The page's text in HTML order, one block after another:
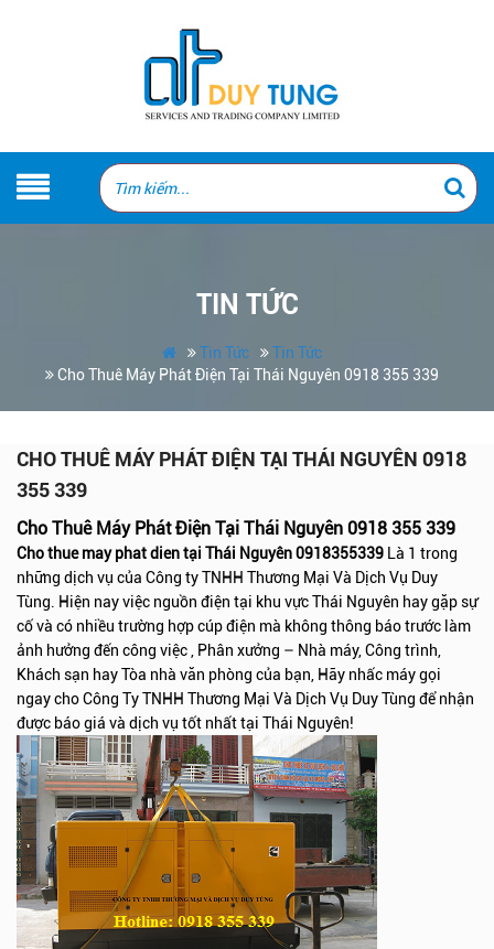
TIN TỨC
Tin Tức
Tin Tức
Cho Thuê Máy Phát Điện Tại Thái Nguyên 0918 355 339
CHO THUÊ MÁY PHÁT ĐIỆN TẠI THÁI NGUYÊN 0918
355 339
Cho Thuê Máy Phát Điện Tại Thái Nguyên 0918 355 339
Cho thue may phat dien tại Thái Nguyên 0918355339 Là 1 trong
những dịch vụ của Công ty TNHH Thương Mại Và Dịch Vụ Duy
Tùng. Hiện nay việc nguồn điện tại khu vực Thái Nguyên hay gặp sự
cố và có nhiều trường hợp cúp điện mà không thông báo trước làm
ảnh hưởng đến công việc , Phân xưởng – Nhà máy, Công trình,
Khách sạn hay Tòa nhà văn phòng của bạn, Hãy nhấc máy gọi
ngay cho Công Ty TNHH Thương Mại Và Dịch Vụ Duy Tùng để nhận
được báo giá và dịch vụ tốt nhất tại Thái Nguyên!